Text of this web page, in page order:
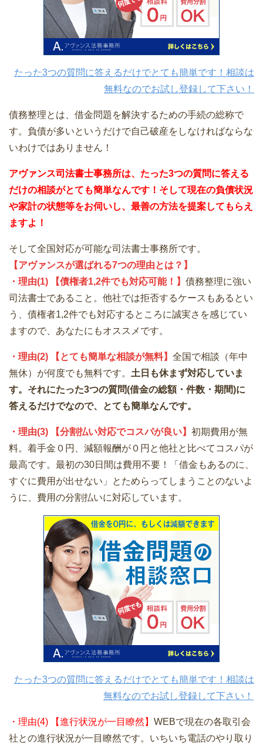
たった3つの質問に答えるだけでとても簡単です！相談は
無料なのでお試し登録して下さい！
債務整理とは、借金問題を解決するための手続の総称で
す。負債が多いというだけで自己破産をしなければならな
いわけではありません！
アヴァンス司法書士事務所は、 たった3つの質問に答える
だけの相談がとても簡単なんです！そして現在の負債状況
や家計の状態等をお伺いし、最善の方法を提案してもらえ
ますよ！
そして全国対応が可能な司法書士事務所です。
【アヴァンスが選ばれる7つの理由とは？】
・理由(1) 【債権者1,2件でも対応可能！】 債務整理に強い
司法書士であること。他社では拒否するケースもあるとい
う、債権者1,2件でも対応するところに誠実さを感じてい
ますので、あなたにもオススメです。
・理由(2) 【とても簡単な相談が無料】 全国で相談（年中
無休）が何度でも無料です。 土日も休まず対応していま
す。それにたった3つの質問(借金の総額・件数・期間)に
答えるだけでなので、とても簡単なんです。
・理由(3) 【分割払い対応でコスパが良い】 初期費用が無
料。着手金０円、減額報酬が０円と他社と比べてコスパが
最高です。最初の30日間は費用不要！「借金もあるのに、
すぐに費用が出せない」とためらってしまうことのないよ
うに、費用の分割払いに対応しています。
たった3つの質問に答えるだけでとても簡単です！相談は
無料なのでお試し登録して下さい！
・理由(4) 【進行状況が一目瞭然】 WEBで現在の各取引会
社との進行状況が一目瞭然です。いちいち電話のやり取り